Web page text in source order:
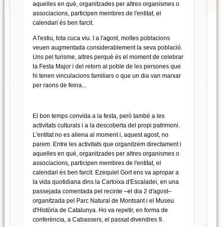
aquelles en què, organitzades per altres organismes o
associacions, participen membres de l'entitat, el
calendari és ben farcit.
A l'estiu, tota cuca viu. I a l'agost, moltes poblacions
veuen augmentada considerablement la seva població.
Uns pel turisme, altres perquè és el moment de celebrar
la Festa Major i del retorn al poble de les persones que
hi tenen vinculacions familiars o que un dia van marxar
per raons de feina...
El bon temps convida a la festa, però també a les
activitats culturals i a la descoberta del propi patrimoni.
L'entitat no es aliena al moment i, aquest agost, no
parem. Entre les activitats que organitzem directament i
aquelles en què, organitzades per altres organismes o
associacions, participen membres de l'entitat, el
calendari és ben farcit. Ezequiel Gort ens va apropar a
la vida quotidiana dins la Cartoixa d'Escaladei, en una
passejada comentada pel recinte –el dia 2 d'agost–
organitzada pel Parc Natural de Montsant i el Museu
d'Història de Catalunya. Ho va repetir, en forma de
conferència, a Cabassers, el passat divendres 9.